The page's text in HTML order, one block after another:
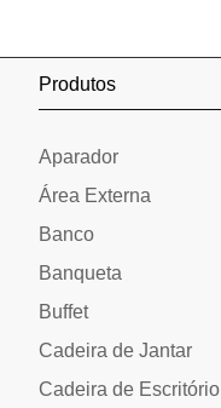
Produtos
Aparador
Área Externa
Banco
Banqueta
Buffet
Cadeira de Jantar
Cadeira de Escritório